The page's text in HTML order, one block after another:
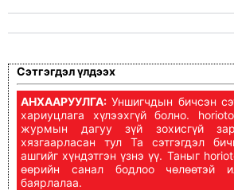
Сэтгэгдэл үлдээх
АНХААРУУЛГА: Уншигчдын бичсэн
хариуцлага хүлээхгүй болно.
журмын дагуу зүй зохисгүй
хязгаарласан тул Та сэтгэгдэл
ашгийг хүндэтгэн үзнэ үү. Таныг
өөрийн санал бодлоо чөлөөтэй
баярлалаа.